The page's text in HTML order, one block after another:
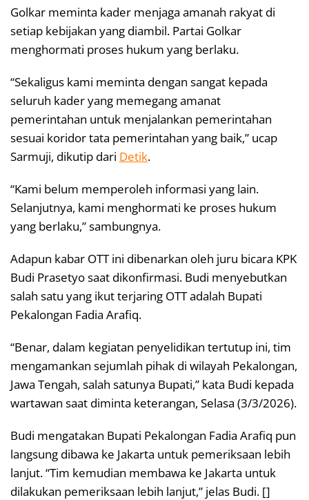
Golkar meminta kader menjaga amanah rakyat di
setiap kebijakan yang diambil. Partai Golkar
menghormati proses hukum yang berlaku.
“Sekaligus kami meminta dengan sangat kepada
seluruh kader yang memegang amanat
pemerintahan untuk menjalankan pemerintahan
sesuai koridor tata pemerintahan yang baik,” ucap
Sarmuji, dikutip dari Detik.
“Kami belum memperoleh informasi yang lain.
Selanjutnya, kami menghormati ke proses hukum
yang berlaku,” sambungnya.
Adapun kabar OTT ini dibenarkan oleh juru bicara KPK
Budi Prasetyo saat dikonfirmasi. Budi menyebutkan
salah satu yang ikut terjaring OTT adalah Bupati
Pekalongan Fadia Arafiq.
“Benar, dalam kegiatan penyelidikan tertutup ini, tim
mengamankan sejumlah pihak di wilayah Pekalongan,
Jawa Tengah, salah satunya Bupati,” kata Budi kepada
wartawan saat diminta keterangan, Selasa (3/3/2026).
Budi mengatakan Bupati Pekalongan Fadia Arafiq pun
langsung dibawa ke Jakarta untuk pemeriksaan lebih
lanjut. “Tim kemudian membawa ke Jakarta untuk
dilakukan pemeriksaan lebih lanjut,” jelas Budi. []